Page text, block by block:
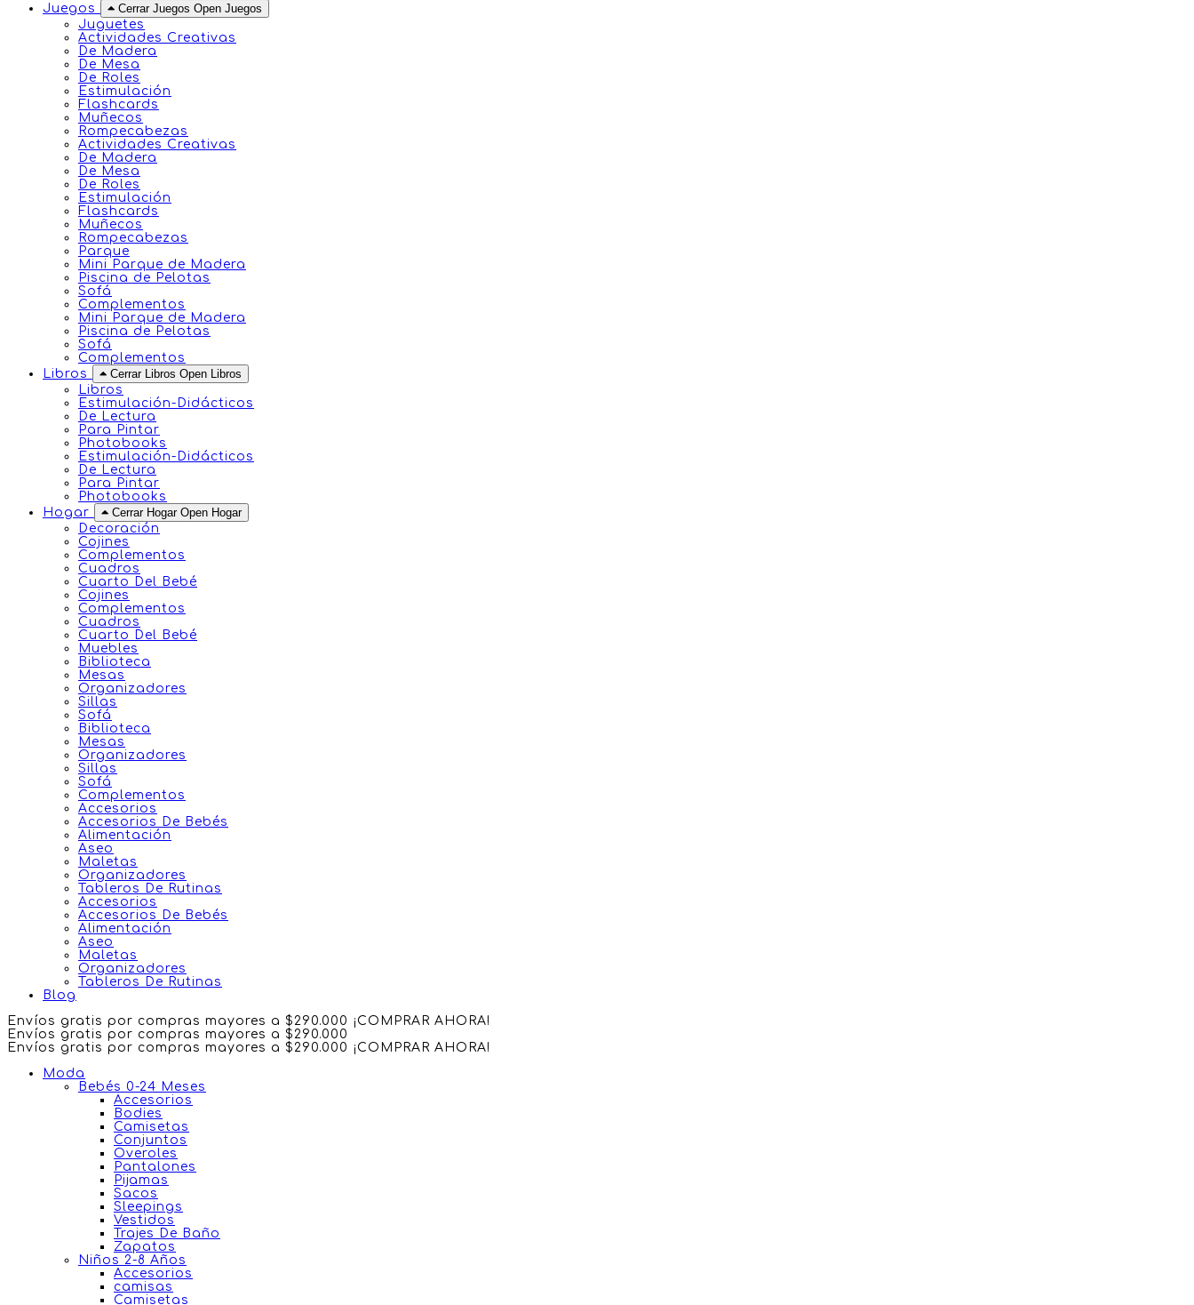
Juegos
Cerrar Juegos Open Juegos
Juguetes
Actividades Creativas
De Madera
De Mesa
De Roles
Estimulación
Flashcards
Muñecos
Rompecabezas
Actividades Creativas
De Madera
De Mesa
De Roles
Estimulación
Flashcards
Muñecos
Rompecabezas
Parque
Mini Parque de Madera
Piscina de Pelotas
Sofá
Complementos
Mini Parque de Madera
Piscina de Pelotas
Sofá
Complementos
Libros
Cerrar Libros Open Libros
Libros
Estimulación-Didácticos
De Lectura
Para Pintar
Photobooks
Estimulación-Didácticos
De Lectura
Para Pintar
Photobooks
Hogar
Cerrar Hogar Open Hogar
Decoración
Cojines
Complementos
Cuadros
Cuarto Del Bebé
Cojines
Complementos
Cuadros
Cuarto Del Bebé
Muebles
Biblioteca
Mesas
Organizadores
Sillas
Sofá
Biblioteca
Mesas
Organizadores
Sillas
Sofá
Complementos
Accesorios
Accesorios De Bebés
Alimentación
Aseo
Maletas
Organizadores
Tableros De Rutinas
Accesorios
Accesorios De Bebés
Alimentación
Aseo
Maletas
Organizadores
Tableros De Rutinas
Blog
Envíos gratis por compras mayores a $290.000 ¡COMPRAR AHORA!
Envíos gratis por compras mayores a $290.000
Envíos gratis por compras mayores a $290.000 ¡COMPRAR AHORA!
Moda
Bebés 0-24 Meses
Accesorios
Bodies
Camisetas
Conjuntos
Overoles
Pantalones
Pijamas
Sacos
Sleepings
Vestidos
Trajes De Baño
Zapatos
Niños 2-8 Años
Accesorios
camisas
Camisetas